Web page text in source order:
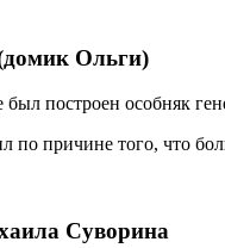
Ольги)
построен особняк
по причине того, что
Суворина